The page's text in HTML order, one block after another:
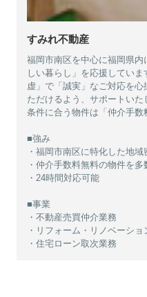
すみれ不動産
福岡市南区を中心に福岡県
しい暮らし」を応援してい
虚」で「誠実」なご対応を
ただけるよう、サポートいた
条件に合う物件は「仲介手数
■強み
・福岡市南区に特化した地域
・仲介手数料無料の物件を多
・24時間対応可能
■事業
・不動産売買仲介業務
・リフォーム・リノベーショ
・住宅ローン取次業務